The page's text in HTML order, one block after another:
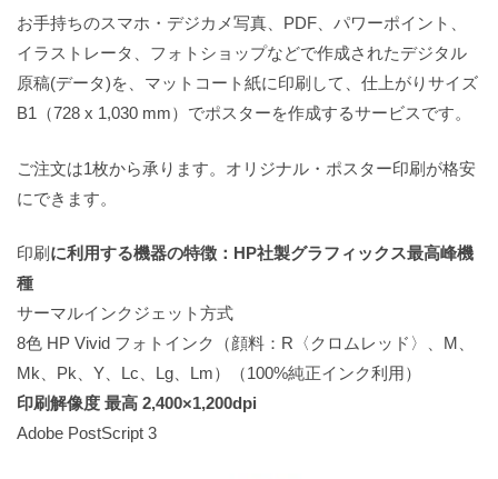
お手持ちのスマホ・デジカメ写真、PDF、パワーポイント、
イラストレータ、フォトショップなどで作成されたデジタル
原稿(データ)を、マットコート紙に印刷して、仕上がりサイズ
B1（728 x 1,030 mm）でポスターを作成するサービスです。
ご注文は1枚から承ります。オリジナル・ポスター印刷が格安
にできます。
印刷 に利用する機器の特徴：HP社製グラフィックス最高峰機
種
サーマルインクジェット方式
8色 HP Vivid フォトインク（顔料：R〈クロムレッド〉、M、
Mk、Pk、Y、Lc、Lg、Lm）（100%純正インク利用）
印刷解像度 最高 2,400×1,200dpi
Adobe PostScript 3